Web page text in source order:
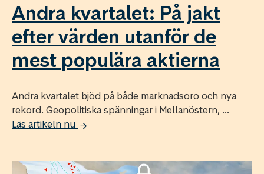
Andra kvartalet: På jakt
efter värden utanför de
mest populära aktierna
Andra kvartalet bjöd på både marknadsoro och nya
rekord. Geopolitiska spänningar i Mellanöstern, ...
Läs artikeln nu